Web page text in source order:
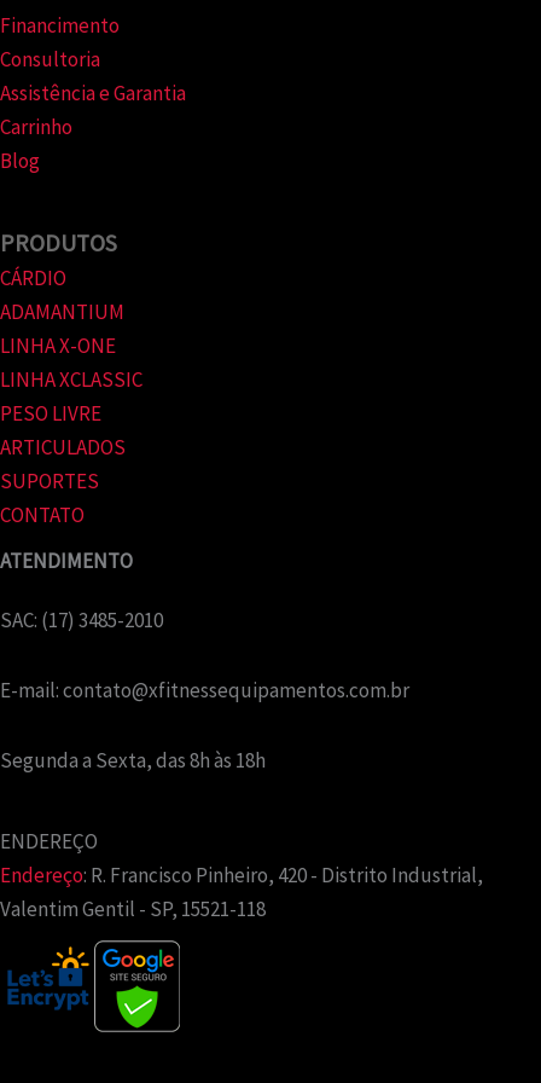
Financimento
Consultoria
Assistência e Garantia
Carrinho
Blog
PRODUTOS
CÁRDIO
ADAMANTIUM
LINHA X-ONE
LINHA XCLASSIC
PESO LIVRE
ARTICULADOS
SUPORTES
CONTATO
ATENDIMENTO
SAC: (17) 3485-2010
E-mail:contato@xfitnessequipamentos.com.br
Segunda a Sexta, das 8h às 18h
ENDEREÇO
Endereço: R. Francisco Pinheiro, 420 - Distrito Industrial,
Valentim Gentil - SP, 15521-118